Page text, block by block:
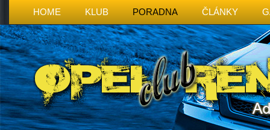
HOME KLUB PORADNA ČLÁNKY